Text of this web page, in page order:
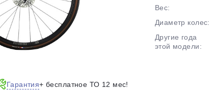
Гарантия+ бесплатное ТО 12 мес!
Вес:
Диаметр колес:
Другие года
этой модели:
25%